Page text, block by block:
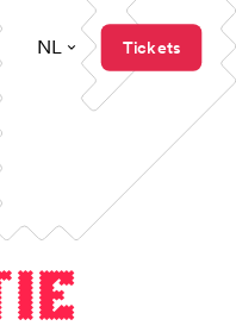
NL Tickets